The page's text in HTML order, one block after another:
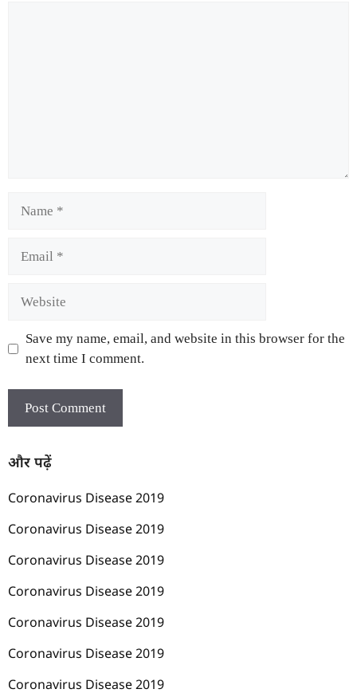
Save my name, email, and website in this browser for the
next time I comment.
और पढ़ें
Coronavirus Disease 2019
Coronavirus Disease 2019
Coronavirus Disease 2019
Coronavirus Disease 2019
Coronavirus Disease 2019
Coronavirus Disease 2019
Coronavirus Disease 2019